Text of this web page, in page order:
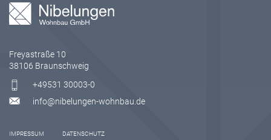
Freyastraße 10
38106 Braunschweig
+49531 30003-0
info@nibelungen-wohnbau.de
IMPRESSUM DATENSCHUTZ